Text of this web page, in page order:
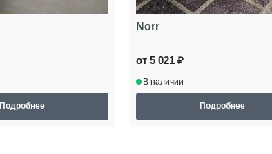
Подробнее
Norr
от 5 021 ₽
В наличии
Подробнее